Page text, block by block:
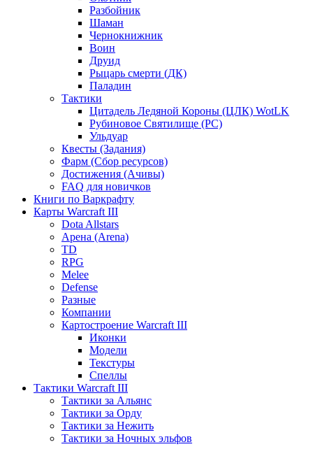
Разбойник
Шаман
Чернокнижник
Воин
Друид
Рыцарь смерти (ДК)
Паладин
Тактики
Цитадель Ледяной Короны (ЦЛК) WotLK
Рубиновое Святилище (РС)
Ульдуар
Квесты (Задания)
Фарм (Сбор ресурсов)
Достижения (Ачивы)
FAQ для новичков
Книги по Варкрафту
Карты Warcraft III
Dota Allstars
Арена (Arena)
TD
RPG
Melee
Defense
Разные
Компании
Картостроение Warcraft III
Иконки
Модели
Текстуры
Спеллы
Тактики Warcraft III
Тактики за Альянс
Тактики за Орду
Тактики за Нежить
Тактики за Ночных эльфов